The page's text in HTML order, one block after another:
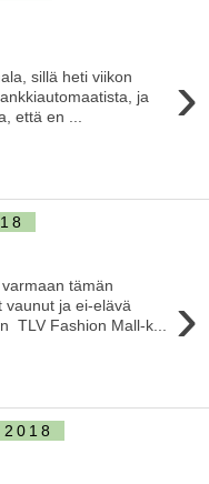
›
sillä heti viikon
ja
että en ...
›
tämän
ja ei-elävä
TLV Fashion Mall-k...